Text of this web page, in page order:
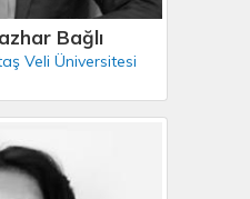
Bağlı
Veli Üniversitesi